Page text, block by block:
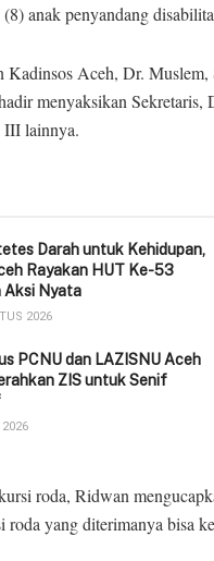
anak penyandang
Kadinsos Aceh, Dr.
menyaksikan
III lainnya.
Darah untuk Kehidupan,
Rayakan HUT Ke-53
Aksi Nyata
2026
PCNU dan LAZISNU Aceh
ZIS untuk Senif
roda, Ridwan
roda yang diterimanya bisa